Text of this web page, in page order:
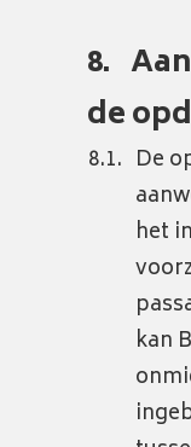
de
De
het
kan